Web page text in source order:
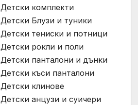
Детски комплекти
Детски Блузи и туники
Детски тениски и потници
Детски рокли и поли
Детски панталони и дънки
Детски къси панталони
Детски клинове
Детски анцузи и суичери